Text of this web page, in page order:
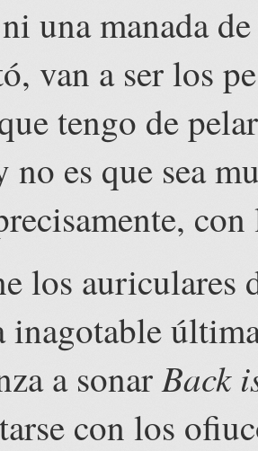
una manada
van a ser los
tengo de
no es que sea
los auriculares
inagotable
a sonarBack
con los